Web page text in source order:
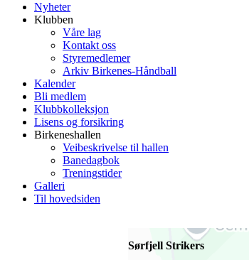
Nyheter
Klubben
Våre lag
Kontakt oss
Styremedlemer
Arkiv Birkenes-Håndball
Kalender
Bli medlem
Klubbkolleksjon
Lisens og forsikring
Birkeneshallen
Veibeskrivelse til hallen
Banedagbok
Treningstider
Galleri
Til hovedsiden
Sørfjell Strikers